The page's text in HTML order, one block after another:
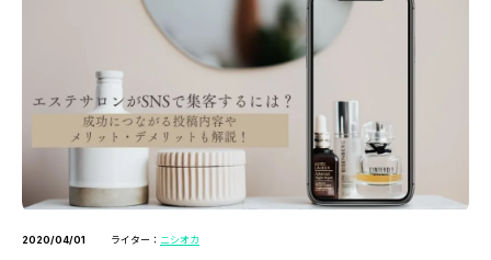
2020/04/01 ライター： ニシオカ